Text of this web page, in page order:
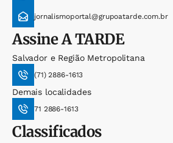
jornalismoportal@grupoatarde.com.br
AssineA TARDE
Salvador e Região Metropolitana
(71) 2886-1613
Demais localidades
71 2886-1613
Classificados